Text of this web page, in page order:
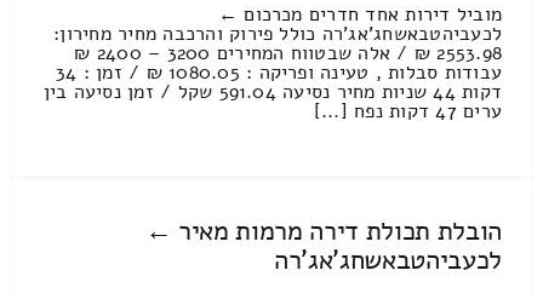
מוביל דירות אחד חדרים מכרכום ←
לכעביהטבאשחג'אג'רה כולל פירוק והרכבה מחיר מחירון:
2553.98 ₪ / אלה שבטווח המחירים 3200 – 2400 ₪
עבודות סבלות , טעינה ופריקה : 1080.05 ₪ / זמן : 34
דקות 44 שניות מחיר נסיעה 591.04 שקל / זמן נסיעה בין
ערים 47 דקות נפח [...]
הובלת תכולת דירה מרמות מאיר ←
לכעביהטבאשחג'אג'רה